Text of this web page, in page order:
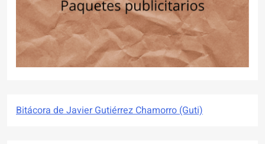
Bitácora de Javier Gutiérrez Chamorro (Guti)